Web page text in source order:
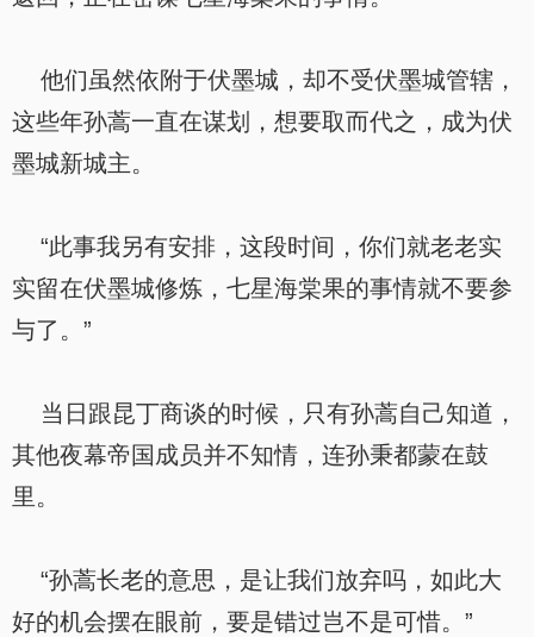
他们虽然依附于伏墨城，却不受伏墨城管辖，
这些年孙蒿一直在谋划，想要取而代之，成为伏
墨城新城主。
“此事我另有安排，这段时间，你们就老老实
实留在伏墨城修炼，七星海棠果的事情就不要参
与了。”
当日跟昆丁商谈的时候，只有孙蒿自己知道，
其他夜幕帝国成员并不知情，连孙秉都蒙在鼓
里。
“孙蒿长老的意思，是让我们放弃吗，如此大
好的机会摆在眼前，要是错过岂不是可惜。”